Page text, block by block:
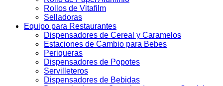
Rollos de Vitafilm
Selladoras
Equipo para Restaurantes
Dispensadores de Cereal y Caramelos
Estaciones de Cambio para Bebes
Periqueras
Dispensadores de Popotes
Servilleteros
Dispensadores de Bebidas